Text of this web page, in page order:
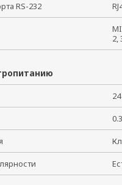
RS-232
2,